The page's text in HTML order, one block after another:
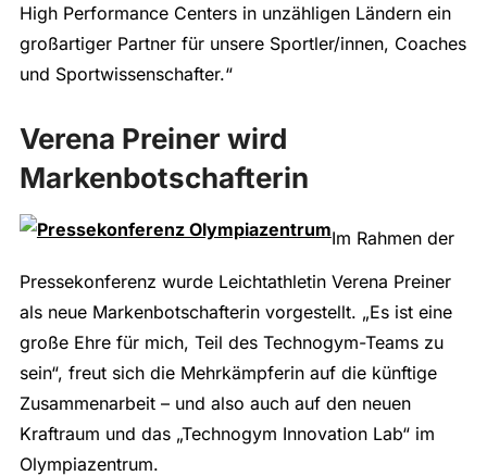
High Performance Centers in unzähligen Ländern ein
großartiger Partner für unsere Sportler/innen, Coaches
und Sportwissenschafter.“
Verena Preiner wird
Markenbotschafterin
Im Rahmen der
Pressekonferenz wurde Leichtathletin Verena Preiner
als neue Markenbotschafterin vorgestellt. „Es ist eine
große Ehre für mich, Teil des Technogym-Teams zu
sein“, freut sich die Mehrkämpferin auf die künftige
Zusammenarbeit – und also auch auf den neuen
Kraftraum und das „Technogym Innovation Lab“ im
Olympiazentrum.